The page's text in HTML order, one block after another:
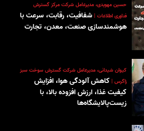
حسین مهویدی، مدیرعامل شرکت مرکز گسترش
فناوری اطلاعات |شفافیت، رقابت، سرعت با
هوشمندسازی صنعت، معدن، تجارت
کیوان شیدانی، مدیرعامل شرکت گسترش سوخت سبز
زاگرس | کاهش آلودگی هوا، افزایش
کیفیت غذا، ارزش افزوده بالا، با
زیست‌پالایشگاه‌ها